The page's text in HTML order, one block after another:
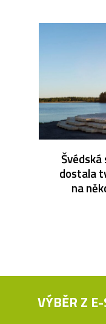
dostala
na
VÝBĚR Z